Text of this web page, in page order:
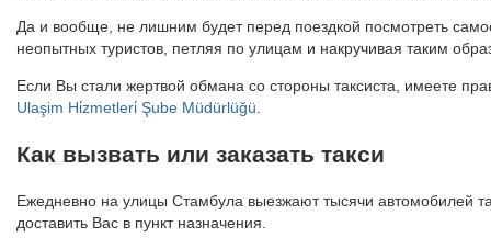
Да и вообще, не лишним будет перед поездкой посмотреть
неопытных туристов, петляя по улицам и накручивая таким
Если Вы стали жертвой обмана со стороны таксиста, имеете
Ulaşim Hi̇zmetleri̇ Şube Müdürlüğü
Как вызвать или заказать такси
Ежедневно на улицы Стамбула выезжают тысячи автомобилей
доставить Вас в пункт назначения.